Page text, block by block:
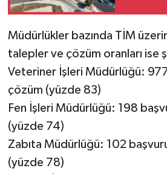
Müdürlükler bazında TİM
talepler ve çözüm oranları ise
Veteriner İşleri Müdürlüğü:
çözüm (yüzde 83)
Fen İşleri Müdürlüğü: 198
(yüzde 74)
Zabıta Müdürlüğü: 102
(yüzde 78)